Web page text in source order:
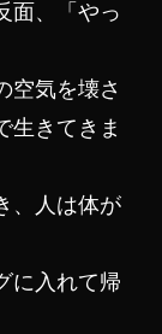
面、「やっ
空気を壊さ
生きてきま
、人は体が
に入れて帰